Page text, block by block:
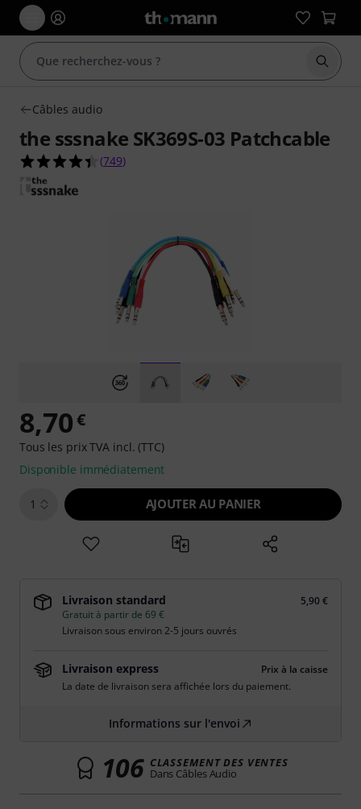
Câbles audio
the sssnake SK369S-03 Patchcable
4.4 étoiles sur 5 d'après 749 évaluations clients
(749)
8,70€
Tous les prix TVA incl. (TTC)
Disponible immédiatement
1 AJOUTER AU PANIER
Livraison standard
5,90 €
Gratuit à partir de 69 €
Livraison sous environ 2-5 jours ouvrés
Livraison express
Prix à la caisse
La date de livraison sera affichée lors du paiement.
Informations sur l'envoi
106 CLASSEMENT DES VENTES
Dans Câbles Audio